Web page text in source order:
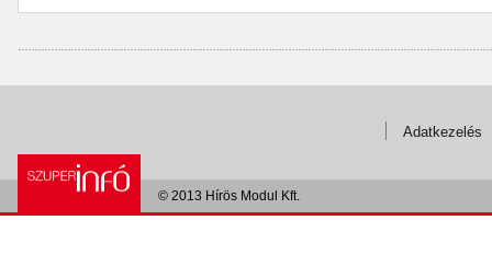
Adatkezelés
© 2013 Hírös Modul Kft.